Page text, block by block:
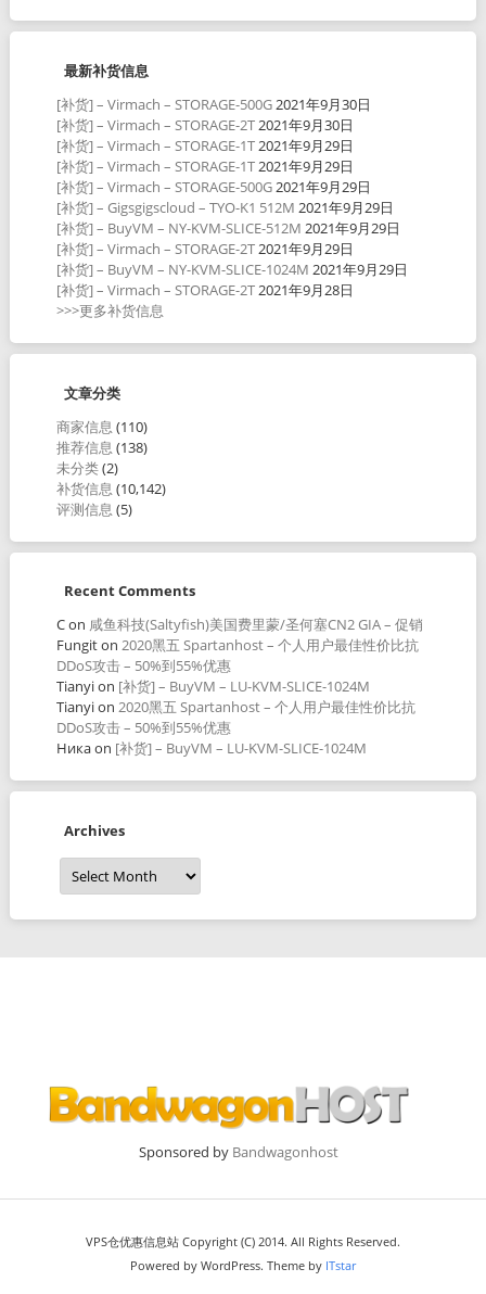
最新补货信息
[补货] – Virmach – STORAGE-500G2021年9月30日
[补货] – Virmach – STORAGE-2T2021年9月30日
[补货] – Virmach – STORAGE-1T2021年9月29日
[补货] – Virmach – STORAGE-1T2021年9月29日
[补货] – Virmach – STORAGE-500G2021年9月29日
[补货] – Gigsgigscloud – TYO-K1 512M 2021年9月29日
[补货] – BuyVM – NY-KVM-SLICE-512M 2021年9月29日
[补货] – Virmach – STORAGE-2T2021年9月29日
[补货] – BuyVM – NY-KVM-SLICE-1024M 2021年9月29日
[补货] – Virmach – STORAGE-2T2021年9月28日
>>>更多补货信息
文章分类
商家信息 (110)
推荐信息 (138)
未分类(2)
补货信息 (10,142)
评测信息 (5)
Recent Comments
Con 咸鱼科技(Saltyfish)美国费里蒙/圣何塞CN2 GIA – 促销
Fungiton 2020黑五 Spartanhost – 个人用户最佳性价比抗
DDoS攻击 – 50%到55%优惠
Tianyion [补货] – BuyVM – LU-KVM-SLICE-1024M
Tianyion 2020黑五 Spartanhost – 个人用户最佳性价比抗
DDoS攻击 – 50%到55%优惠
Никаon [补货] – BuyVM – LU-KVM-SLICE-1024M
Archives
Archives
Sponsored by Bandwagonhost
VPS仓优惠信息站 Copyright (C) 2014. All Rights Reserved.
Powered by WordPress. Theme by ITstar